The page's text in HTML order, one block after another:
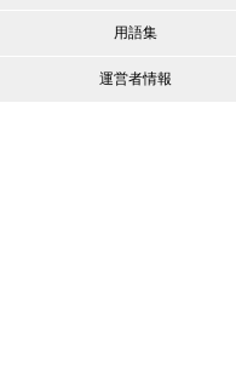
用語集
運営者情報